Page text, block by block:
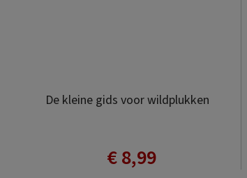
De kleine gids voor wildplukken
€ 8,99